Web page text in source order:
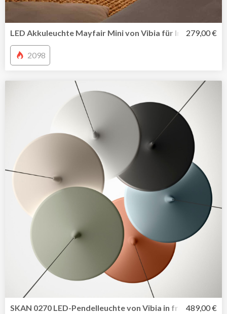
LED Akkuleuchte Mayfair Mini von Vibia für In-Outdoor
279,00 €
2098
SKAN 0270 LED-Pendelleuchte von Vibia in frischem
489,00 €